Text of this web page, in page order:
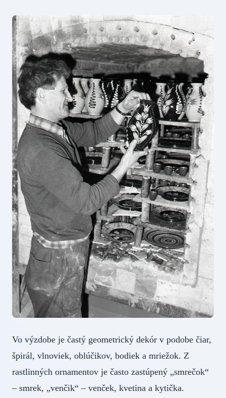
Vo výzdobe je častý geometrický dekór v podobe čiar,
špirál, vlnoviek, oblúčikov, bodiek a mriežok. Z
rastlinných ornamentov je často zastúpený „smrečok“
– smrek, „venčik“ – venček, kvetina a kytička.